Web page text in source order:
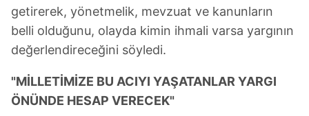
getirerek, yönetmelik, mevzuat ve kanunların
belli olduğunu, olayda kimin ihmali varsa yargının
değerlendireceğini söyledi.
"MİLLETİMİZE BU ACIYI YAŞATANLAR YARGI
ÖNÜNDE HESAP VERECEK"